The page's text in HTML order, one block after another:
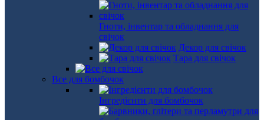
Гноти, інвентар та обладнання для
свічок
Декор для свічок
Тара для свічок
Все для бомбочок
Інгредієнти для бомбочок